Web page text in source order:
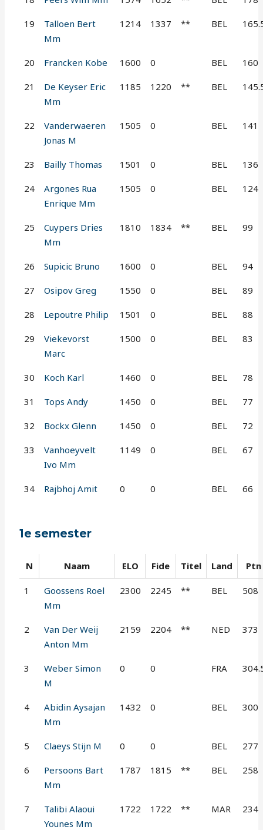
19
Talloen Bert
Mm
1214 1337 ** BEL
20 Francken Kobe 1600 0 BEL 160
21
De Keyser Eric
Mm
1185 1220 ** BEL
22
Vanderwaeren
Jonas M
1505 0 BEL 141
23 Bailly Thomas 1501 0 BEL 136
24
Argones Rua
Enrique Mm
1505 0 BEL 124
25
Cuypers Dries
Mm
1810 1834 ** BEL 99
26 Supicic Bruno 1600 0 BEL 94
27 Osipov Greg 1550 0 BEL 89
28 Lepoutre Philip 1501 0 BEL 88
29
Viekevorst
Marc
1500 0 BEL 83
30 Koch Karl 1460 0 BEL 78
31 Tops Andy 1450 0 BEL 77
32 Bockx Glenn 1450 0 BEL 72
33
Vanhoeyvelt
Ivo Mm
1149 0 BEL 67
34 Rajbhoj Amit 0 0 BEL 66
1e semester
N Naam ELO Fide Titel Land Ptn
1
Goossens Roel
Mm
2300 2245 ** BEL 508
2
Van Der Weij
Anton Mm
2159 2204 ** NED 373
3
Weber Simon
M
0 0 FRA
4
Abidin Aysajan
Mm
1432 0 BEL 300
5 Claeys Stijn M 0 0 BEL 277
6
Persoons Bart
Mm
1787 1815 ** BEL 258
7
Talibi Alaoui
Younes Mm
1722 1722 ** MAR 234